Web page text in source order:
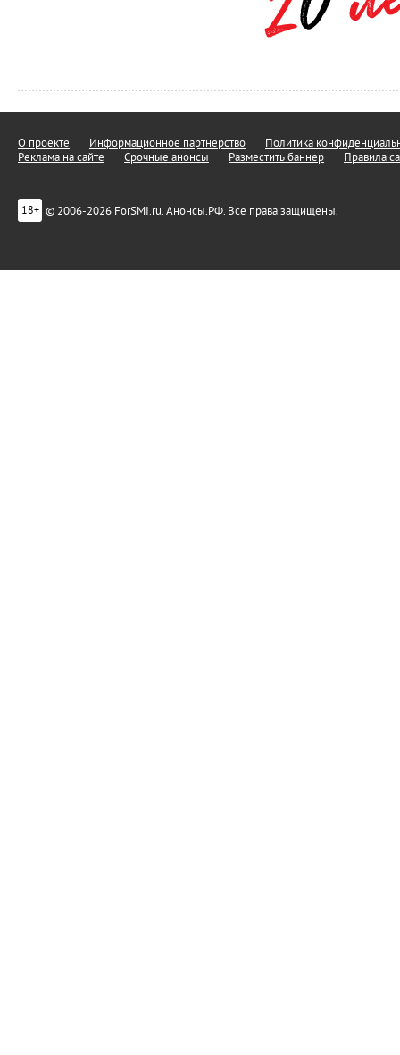
О проекте Информационное партнерство
Политика
Реклама на сайте
Срочные анонсы Разместить баннер Правила
18+ © 2006-2026 ForSMI.ru. Анонсы.РФ. Все права защищены.